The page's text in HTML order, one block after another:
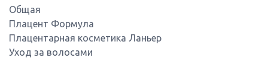
Общая
Плацент Формула
Плацентарная косметика Ланьер
Уход за волосами